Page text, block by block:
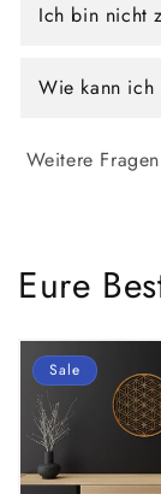
Ich bin nicht
Wie kann ich
Weitere
Eure
Sale